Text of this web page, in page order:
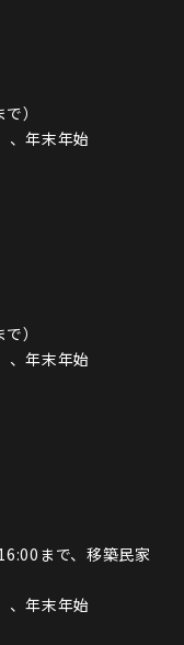
）
、年末年始
）
、年末年始
まで、移築民家
、年末年始